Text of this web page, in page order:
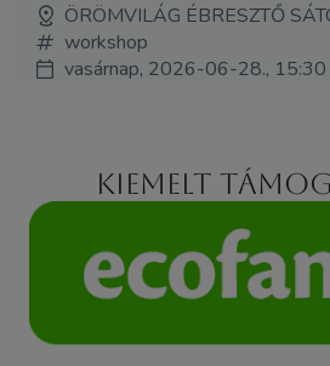
ÖRÖMVILÁG ÉBRESZTŐ
workshop
vasárnap, 2026-06-28.,
Kiemelt